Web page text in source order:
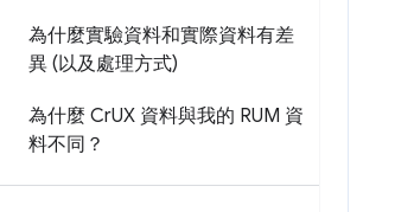
為什麼實驗資料和實際資料有差
異 (以及處理方式)
為什麼 CrUX 資料與我的 RUM 資
料不同？